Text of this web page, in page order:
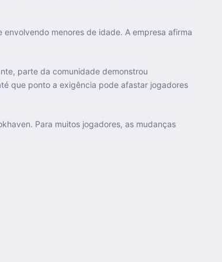
menores de idade. A empresa afirma
parte da comunidade demonstrou
que ponto a exigência pode afastar jogadores
Para muitos jogadores, as mudanças